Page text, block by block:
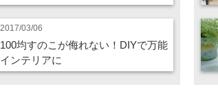
2017/03/06
100均すのこが侮れない！DIYで万能
インテリアに